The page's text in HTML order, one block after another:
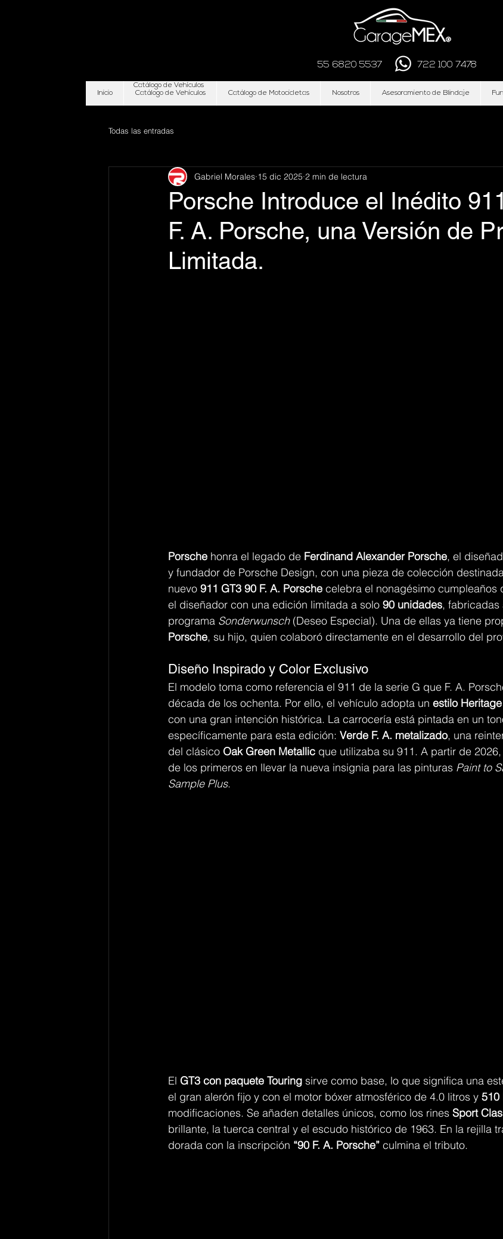
55 6820 5537 722 100 7478
Inicio Catálogo de Vehículos Catálogo de Motocicletas Nosotros Asesoramiento de Blindaje
Catálogo de Vehículos
Todas las entradas
Porsche Introduce el Inédito
F. A. Porsche, una Versión de
Limitada.
Gabriel Morales 15 dic 2025 2 min de lectura
Porsche honra el legado de Ferdinand Alexander Porsche, el
y fundador de Porsche Design, con una pieza de colección
nuevo 911 GT3 90 F. A. Porsche celebra el nonagésimo cumpleaños
el diseñador con una edición limitada a solo 90 unidades, fabricadas
programa Sonderwunsch (Deseo Especial). Una de ellas ya tiene
Porsche, su hijo, quien colaboró directamente en el desarrollo del
Diseño Inspirado y Color Exclusivo
El modelo toma como referencia el 911 de la serie G que F. A.
década de los ochenta. Por ello, el vehículo adopta un estilo Heritage
con una gran intención histórica. La carrocería está pintada en un
específicamente para esta edición: Verde F. A. metalizado, una
del clásico Oak Green Metallic que utilizaba su 911. A partir de
de los primeros en llevar la nueva insignia para las pinturas Paint to
Sample Plus.
El GT3 con paquete Touring sirve como base, lo que significa una
el gran alerón fijo y con el motor bóxer atmosférico de 4.0 litros y 510
modificaciones. Se añaden detalles únicos, como los rines Sport
brillante, la tuerca central y el escudo histórico de 1963. En la rejilla
dorada con la inscripción “90 F. A. Porsche” culmina el tributo.